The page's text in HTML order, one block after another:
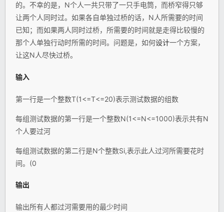
的。不幸的是，N个人一共只带了一只手电筒，而桥窄得只够
让两个人同时过。如果各自单独过桥的话，N人所需要的时间
已知；而如果两人同时过桥，所需要的时间就是走得比较慢的
那个人单独行动时所需的时间。问题是，如何设计一个方案，
让这N人尽快过桥。
输入
第一行是一个整数T(1<=T<=20)表示测试数据的组数
每组测试数据的第一行是一个整数N(1<=N<=1000)表示共有N
个人要过河
每组测试数据的第二行是N个整数Si,表示此人过河所需要花时
间。(0
输出
输出所有人都过河需要用的最少时间